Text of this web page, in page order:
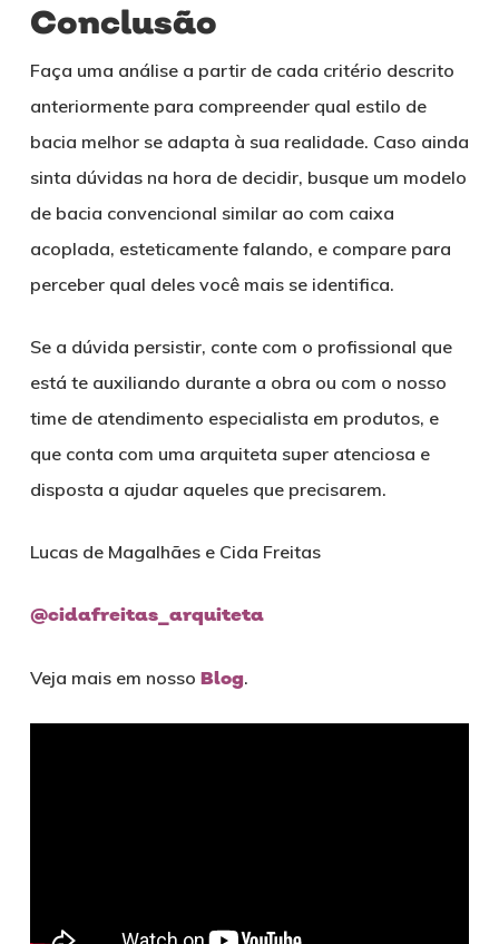
Conclusão
Faça uma análise a partir de cada critério descrito
anteriormente para compreender qual estilo de
bacia melhor se adapta à sua realidade. Caso ainda
sinta dúvidas na hora de decidir, busque um modelo
de bacia convencional similar ao com caixa
acoplada, esteticamente falando, e compare para
perceber qual deles você mais se identifica.
Se a dúvida persistir, conte com o profissional que
está te auxiliando durante a obra ou com o nosso
time de atendimento especialista em produtos, e
que conta com uma arquiteta super atenciosa e
disposta a ajudar aqueles que precisarem.
Lucas de Magalhães e Cida Freitas
@cidafreitas_arquiteta
Veja mais em nosso Blog.